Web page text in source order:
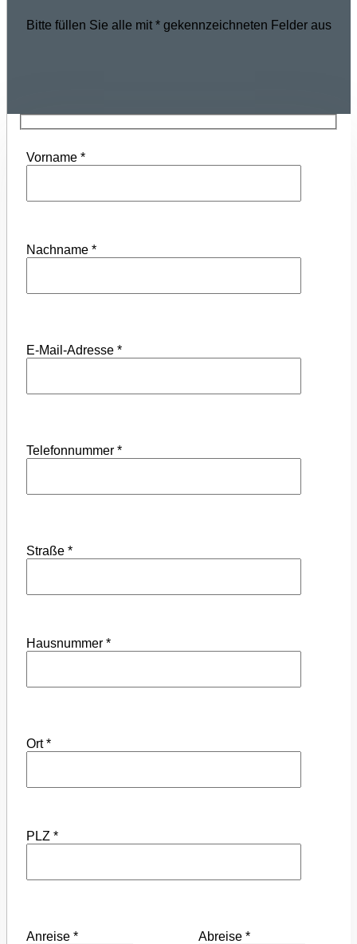
Bitte füllen Sie alle mit * gekennzeichneten Felder aus
Vorname *
Nachname *
E-Mail-Adresse *
Telefonnummer *
Straße *
Hausnummer *
Ort *
PLZ *
Anreise * Abreise *